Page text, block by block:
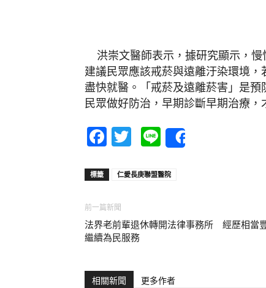
洪崇文醫師表示，據研究顯示，慢
建議民眾應該戒菸與遠離汙染環境
盡快就醫。「戒菸及遠離菸害」是
民眾做好防治，早期診斷早期治療
Facebook
Twitter
Line
標籤 仁愛長庚聯盟醫院
前一篇新聞
法界老前輩退休轉開法律事務所 經歷相當
繼續為民服務
相關新聞 更多作者